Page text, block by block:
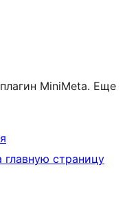
MiniMeta. Еще
главную страницу